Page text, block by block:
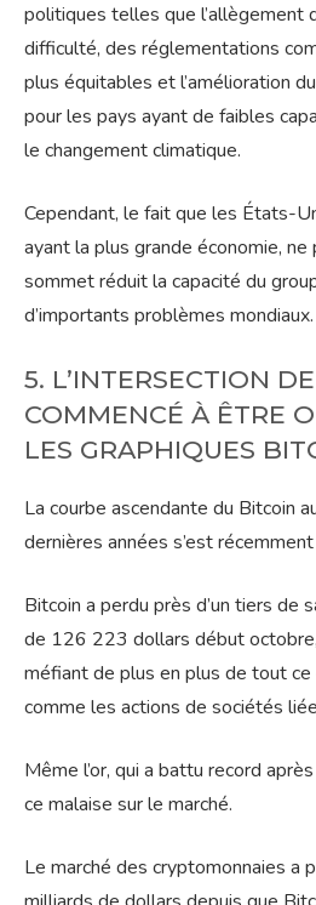
politiques telles que l’allègement
difficulté, des réglementations
plus équitables et l’amélioration
pour les pays ayant de faibles
le changement climatique.
Cependant, le fait que les États-
ayant la plus grande économie,
sommet réduit la capacité du
d’importants problèmes mondiaux.
5. L’INTERSECTION
COMMENCÉ À ÊTRE
LES GRAPHIQUES
La courbe ascendante du Bitcoin
dernières années s’est
Bitcoin a perdu près d’un tiers de
de 126 223 dollars début
méfiant de plus en plus de tout
comme les actions de sociétés
Même l’or, qui a battu record
ce malaise sur le marché.
Le marché des cryptomonnaies a